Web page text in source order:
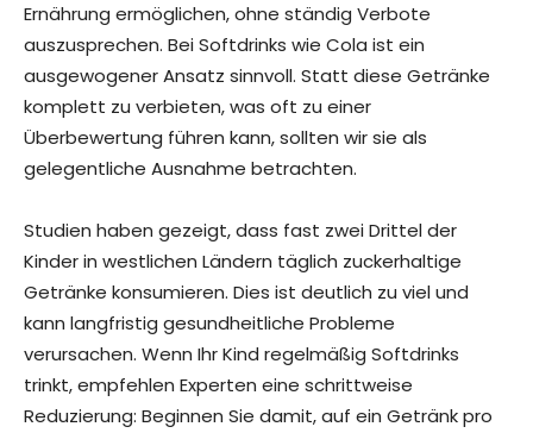
Ernährung ermöglichen, ohne ständig Verbote
auszusprechen. Bei Softdrinks wie Cola ist ein
ausgewogener Ansatz sinnvoll. Statt diese Getränke
komplett zu verbieten, was oft zu einer
Überbewertung führen kann, sollten wir sie als
gelegentliche Ausnahme betrachten.
Studien haben gezeigt, dass fast zwei Drittel der
Kinder in westlichen Ländern täglich zuckerhaltige
Getränke konsumieren. Dies ist deutlich zu viel und
kann langfristig gesundheitliche Probleme
verursachen. Wenn Ihr Kind regelmäßig Softdrinks
trinkt, empfehlen Experten eine schrittweise
Reduzierung: Beginnen Sie damit, auf ein Getränk pro